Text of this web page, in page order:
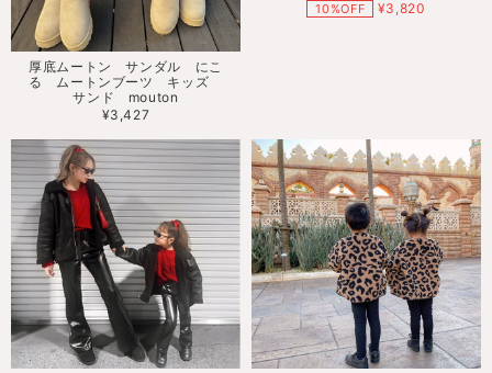
厚底ムートン サンダル にこ
る ムートンブーツ キッズ
サンド mouton
¥3,427
10%OFF ¥3,820